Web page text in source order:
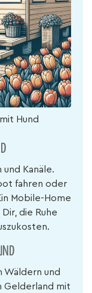
Hund
und Kanäle.
fahren oder
Mobile-Home
die Ruhe
und
Gelderland mit